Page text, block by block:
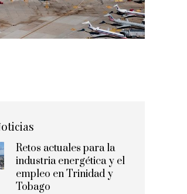
Retos actuales para la
industria energética y el
empleo en Trinidad y
Tobago